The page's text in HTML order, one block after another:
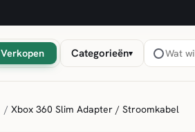
Verkopen Categorieën▾
/ Xbox 360 Slim Adapter / Stroomkabel